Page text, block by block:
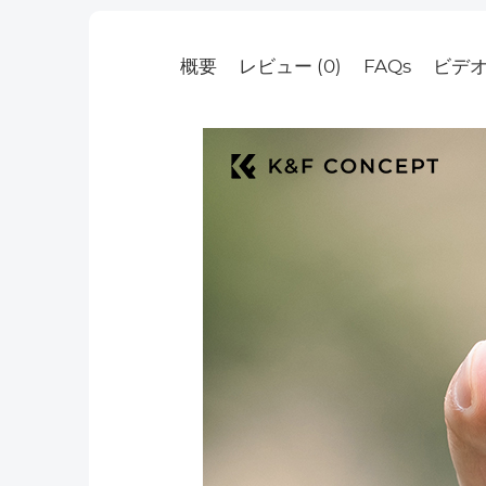
概要 レビュー (0) FAQs ビデ